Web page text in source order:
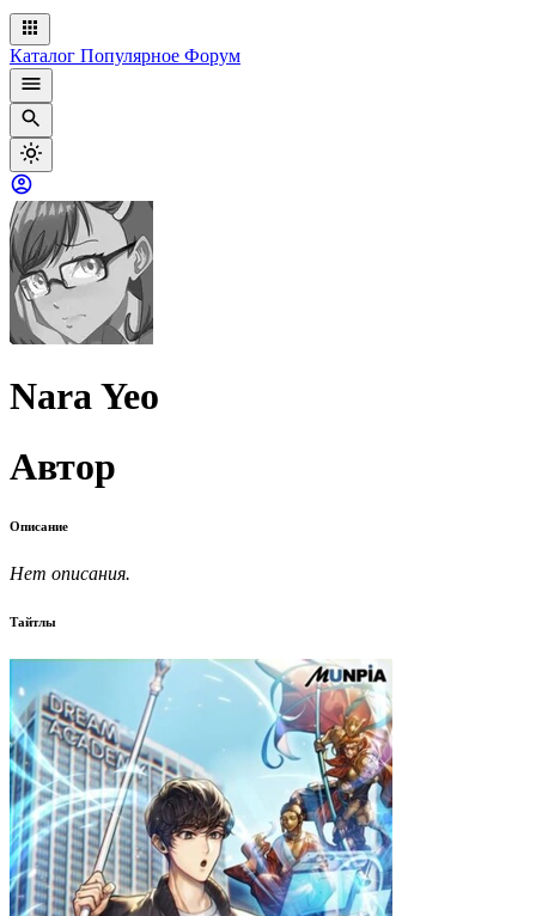
Каталог Популярное Форум
Nara Yeo
Автор
Описание
Нет описания.
Тайтлы